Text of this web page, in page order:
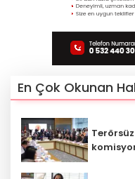
En Çok Okunan